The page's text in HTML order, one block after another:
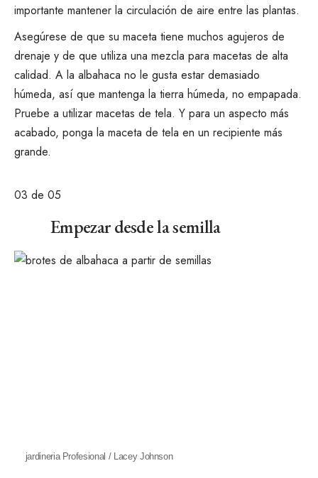
importante mantener la circulación de aire entre las plantas.
Asegúrese de que su maceta tiene muchos agujeros de
drenaje y de que utiliza una mezcla para macetas de alta
calidad. A la albahaca no le gusta estar demasiado
húmeda, así que mantenga la tierra húmeda, no empapada.
Pruebe a utilizar macetas de tela. Y para un aspecto más
acabado, ponga la maceta de tela en un recipiente más
grande.
03 de 05
Empezar desde la semilla
jardineria Profesional / Lacey Johnson